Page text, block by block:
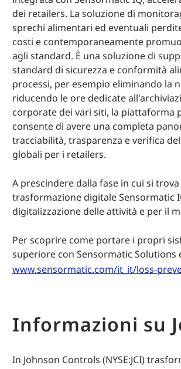
dei retailers. La soluzione di
sprechi alimentari ed eventuali
costi e contemporaneamente
agli standard. È una soluzione di
standard di sicurezza e conformità
processi, per esempio eliminando la
riducendo le ore dedicate
corporate dei vari siti, la piattaforma
consente di avere una completa
tracciabilità, trasparenza e verifica
globali per i retailers.
A prescindere dalla fase in cui si
trasformazione digitale Sensormatic
digitalizzazione delle attività e per il
Per scoprire come portare i propri
superiore con Sensormatic Solutions
www.sensormatic.com/it_it/loss-
Informazioni su
In Johnson Controls (NYSE:JCI)